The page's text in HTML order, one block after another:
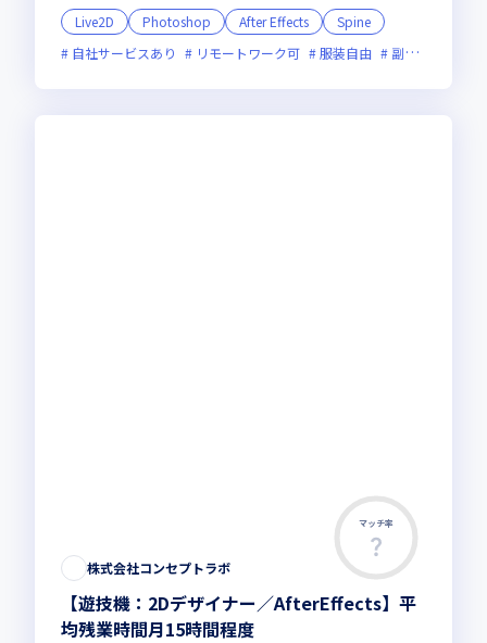
Live2D
Photoshop After Effects
Spine
自社サービスあり
リモートワーク可 服装自由 副業可
マッチ率
株式会社コンセプトラボ
【遊技機：2Dデザイナー／AfterEffects】平
均残業時間⽉15時間程度